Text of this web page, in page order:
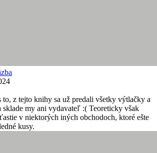
to, z tejto knihy sa už predali všetky výtlačky a
sklade my ani vydavateľ :( Teoreticky však
v niektorých iných obchodoch, ktoré ešte
kusy.